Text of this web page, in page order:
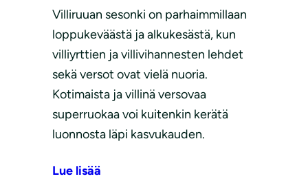
Villiruuan sesonki on parhaimmillaan
loppukeväästä ja alkukesästä, kun
villiyrttien ja villivihannesten lehdet
sekä versot ovat vielä nuoria.
Kotimaista ja villinä versovaa
superruokaa voi kuitenkin kerätä
luonnosta läpi kasvukauden.
Lue lisää